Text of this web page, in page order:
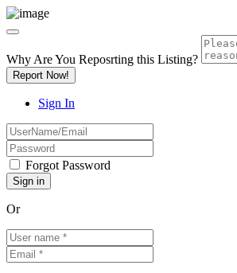
Why Are You Reposrting this Listing?
Report Now!
Sign In
Forgot Password
Or